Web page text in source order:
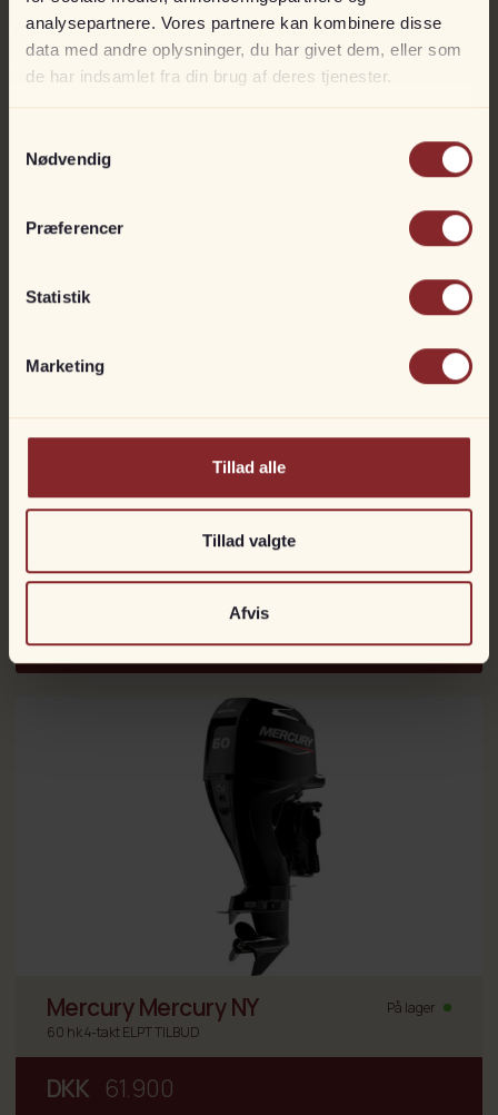
analysepartnere. Vores partnere kan kombinere disse
data med andre oplysninger, du har givet dem, eller som
de har indsamlet fra din brug af deres tjenester.
Nødvendig
Præferencer
Statistik
Marketing
Tillad alle
Tillad valgte
Afvis
Til fjernstyring
DKK 52.990
Mercury Mercury NY
På lager
60 hk 4-takt ELPT TILBUD
DKK 61.900